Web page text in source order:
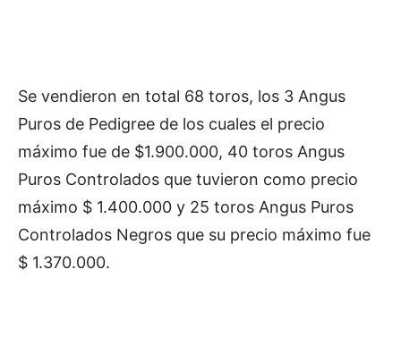
Se vendieron en total 68 toros, los 3 Angus
Puros de Pedigree de los cuales el precio
máximo fue de $1.900.000, 40 toros Angus
Puros Controlados que tuvieron como precio
máximo $ 1.400.000 y 25 toros Angus Puros
Controlados Negros que su precio máximo fue
$ 1.370.000.